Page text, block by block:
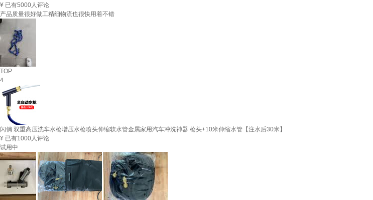
¥ 已有5000人评论
产品质量很好做工精细物流也很快用着不错
TOP
4
闪俏 双重高压洗车水枪增压水枪喷头伸缩软水管金属家用汽车冲洗神器 枪头+10米伸缩水管【注水后30米】
¥ 已有1000人评论
试用中